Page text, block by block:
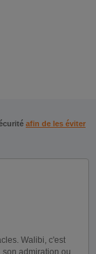
afin de les éviter
Walibi, c'est
admiration ou